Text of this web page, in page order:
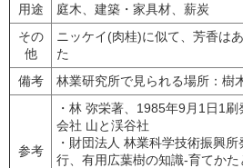
用途
庭木、建築・家具材、薪炭
その
他
ニッケイ(肉桂)に似て、芳香は
た
備考
林業研究所で見られる場所：樹
参考
・林 弥栄著、1985年9月1日1
会社 山と渓谷社
・財団法人 林業科学技術振興
行、有用広葉樹の知識-育てかた